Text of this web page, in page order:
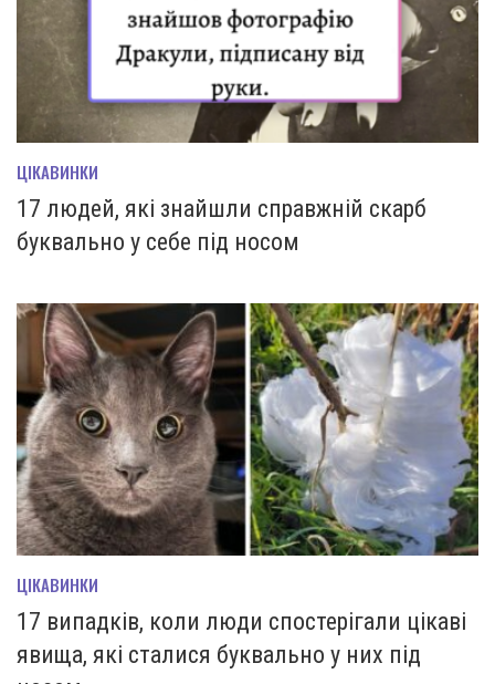
ЦІКАВИНКИ
17 людей, які знайшли справжній скарб
буквально у себе під носом
ЦІКАВИНКИ
17 випадків, коли люди спостерігали цікаві
явища, які сталися буквально у них під